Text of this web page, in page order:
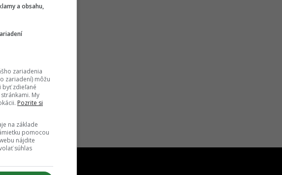
a obsahu,
zariadenia
zariadení) môžu
byť zdieľané
My
Pozrite si
na základe
pomocou
nájdite
súhlas